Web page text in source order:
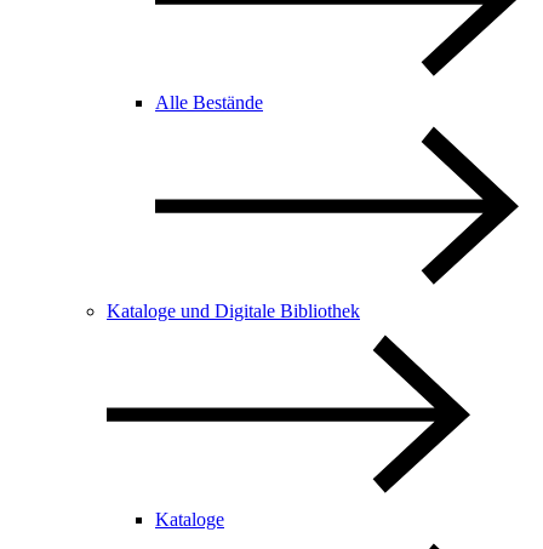
Alle Bestände
Kataloge und Digitale Bibliothek
Kataloge